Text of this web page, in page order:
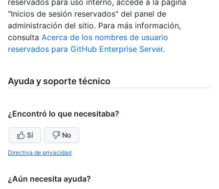
reservados para uso interno, accede a la página
"Inicios de sesión reservados" del panel de
administración del sitio. Para más información,
consulta Acerca de los nombres de usuario
reservados para GitHub Enterprise Server.
Ayuda y soporte técnico
¿Encontró lo que necesitaba?
Sí No
Directiva de privacidad
¿Aún necesita ayuda?